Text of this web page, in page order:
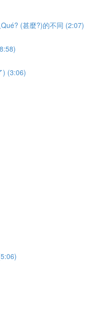
(甚麼?)的不同 (2:07)
) (3:06)